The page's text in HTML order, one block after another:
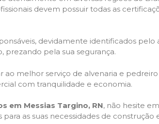
devem possuir todas as
devidamente identificados
prezando pela sua segurança.
melhor serviço de alvenaria e
com tranquilidade e economia.
em Messias Targino, RN, não hesite
as suas necessidades de construção